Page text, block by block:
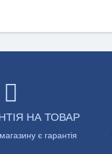
НА ТОВАР
є гарантія